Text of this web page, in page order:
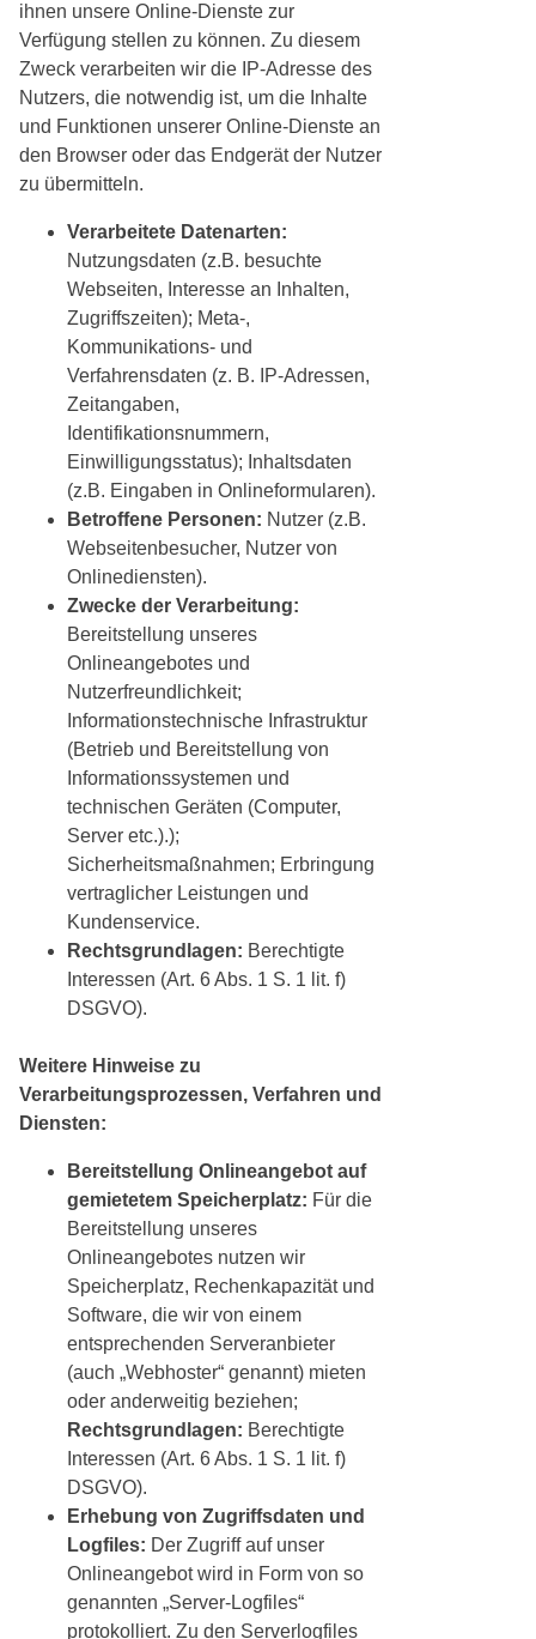
ihnen unsere Online-Dienste zur
Verfügung stellen zu können. Zu diesem
Zweck verarbeiten wir die IP-Adresse des
Nutzers, die notwendig ist, um die Inhalte
und Funktionen unserer Online-Dienste an
den Browser oder das Endgerät der Nutzer
zu übermitteln.
Verarbeitete Datenarten:
Nutzungsdaten (z.B. besuchte
Webseiten, Interesse an Inhalten,
Zugriffszeiten); Meta-,
Kommunikations- und
Verfahrensdaten (z. B. IP-Adressen,
Zeitangaben,
Identifikationsnummern,
Einwilligungsstatus); Inhaltsdaten
(z.B. Eingaben in Onlineformularen).
Betroffene Personen: Nutzer (z.B.
Webseitenbesucher, Nutzer von
Onlinediensten).
Zwecke der Verarbeitung:
Bereitstellung unseres
Onlineangebotes und
Nutzerfreundlichkeit;
Informationstechnische Infrastruktur
(Betrieb und Bereitstellung von
Informationssystemen und
technischen Geräten (Computer,
Server etc.).);
Sicherheitsmaßnahmen; Erbringung
vertraglicher Leistungen und
Kundenservice.
Rechtsgrundlagen: Berechtigte
Interessen (Art. 6 Abs. 1 S. 1 lit. f)
DSGVO).
Weitere Hinweise zu
Verarbeitungsprozessen, Verfahren und
Diensten:
Bereitstellung Onlineangebot auf
gemietetem Speicherplatz: Für die
Bereitstellung unseres
Onlineangebotes nutzen wir
Speicherplatz, Rechenkapazität und
Software, die wir von einem
entsprechenden Serveranbieter
(auch „Webhoster“ genannt) mieten
oder anderweitig beziehen;
Rechtsgrundlagen: Berechtigte
Interessen (Art. 6 Abs. 1 S. 1 lit. f)
DSGVO).
Erhebung von Zugriffsdaten und
Logfiles: Der Zugriff auf unser
Onlineangebot wird in Form von so
genannten „Server-Logfiles“
protokolliert. Zu den Serverlogfiles